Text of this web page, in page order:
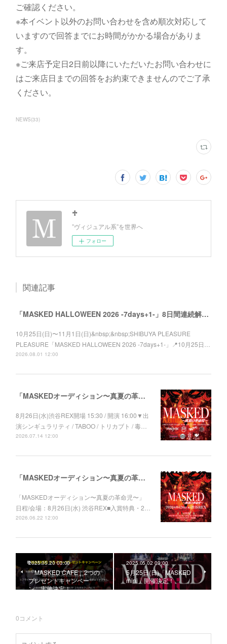
ご確認ください。
※本イベント以外のお問い合わせを含め順次対応して
いますので回答までにお時間がかかる場合がありま
す。
※ご来店予定日2日前以降にいただいたお問い合わせに
はご来店日までの回答をお約束できませんのでご了承
ください。
NEWS(33)
♱
”ヴィジュアル系”を世界へ
フォロー
関連記事
「MASKED HALLOWEEN 2026 -7days+1-」8日間連続解禁！
10月25日(日)〜11月1日(日)&nbsp;&nbsp;SHIBUYA PLEASURE
PLEASURE「MASKED HALLOWEEN 2026 -7days+1-」📍10月25日…
2026.08.01 12:00
「MASKEDオーディション〜真夏の革命児〜」出演者決定！
8月26日(水)渋谷REX開場 15:30 / 開演 16:00▼出
演シンギュラリティ / TABOO / トリカブト / 毒…
2026.07.14 12:00
「MASKEDオーディション〜真夏の革命児〜」開催決定！
「MASKEDオーディション〜真夏の革命児〜」
日程/会場：8月26日(水) 渋谷REX■入賞特典・2…
2026.06.22 12:00
2025.05.20 03:00
「MASKED CAFE」2つの
プレゼントキャンペー
ン 実施決定！
2025.05.02 09:00
5月25日(日)「MASKED
mini」開催決定！
0コメント